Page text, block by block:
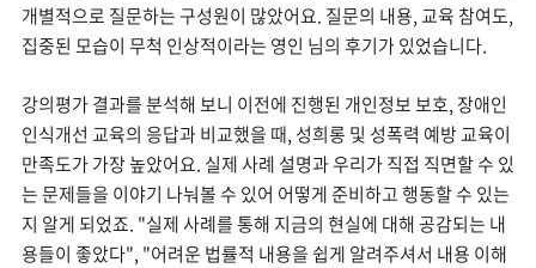
개별적으로 질문하는 구성원이 많았어요. 질문의 내용, 교육 참여도,
집중된 모습이 무척 인상적이라는 영인 님의 후기가 있었습니다.
강의평가 결과를 분석해 보니 이전에 진행된 개인정보 보호, 장애인
인식개선 교육의 응답과 비교했을 때, 성희롱 및 성폭력 예방 교육이
만족도가 가장 높았어요. 실제 사례 설명과 우리가 직접 직면할 수 있
는 문제들을 이야기 나눠볼 수 있어 어떻게 준비하고 행동할 수 있는
지 알게 되었죠. "실제 사례를 통해 지금의 현실에 대해 공감되는 내
용들이 좋았다", "어려운 법률적 내용을 쉽게 알려주셔서 내용 이해